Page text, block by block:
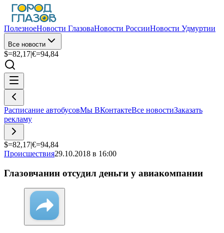
ПолезноеНовости ГлазоваНовости РоссииНовости Удмуртии
Все новости
$=82,17|€=94,84
Расписание автобусовМы ВКонтактеВсе новостиЗаказать
рекламу
$=82,17|€=94,84
Происшествия29.10.2018 в 16:00
Глазовчанин отсудил деньги у авиакомпании